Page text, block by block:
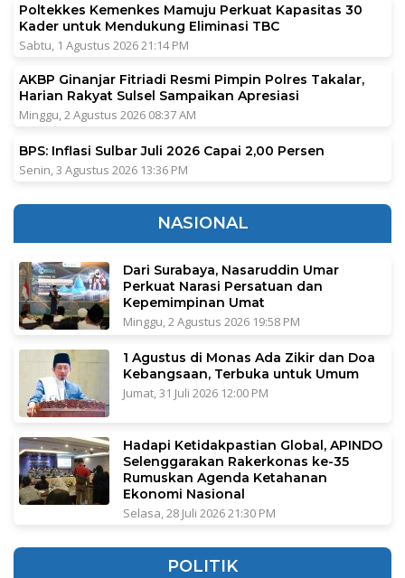
Poltekkes Kemenkes Mamuju Perkuat Kapasitas 30
Kader untuk Mendukung Eliminasi TBC
Sabtu, 1 Agustus 2026 21:14 PM
AKBP Ginanjar Fitriadi Resmi Pimpin Polres Takalar,
Harian Rakyat Sulsel Sampaikan Apresiasi
Minggu, 2 Agustus 2026 08:37 AM
BPS: Inflasi Sulbar Juli 2026 Capai 2,00 Persen
Senin, 3 Agustus 2026 13:36 PM
NASIONAL
Dari Surabaya, Nasaruddin Umar
Perkuat Narasi Persatuan dan
Kepemimpinan Umat
Minggu, 2 Agustus 2026 19:58 PM
1 Agustus di Monas Ada Zikir dan Doa
Kebangsaan, Terbuka untuk Umum
Jumat, 31 Juli 2026 12:00 PM
Hadapi Ketidakpastian Global, APINDO
Selenggarakan Rakerkonas ke-35
Rumuskan Agenda Ketahanan
Ekonomi Nasional
Selasa, 28 Juli 2026 21:30 PM
POLITIK